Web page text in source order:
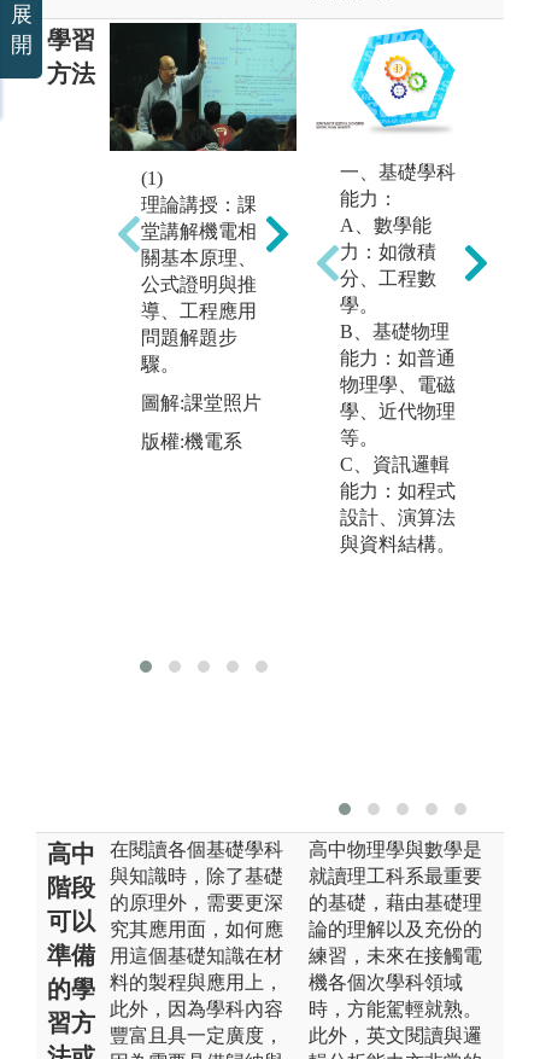
學習
方法
(1)
理論講授：課
堂講解機電相
關基本原理、
公式證明與推
導、工程應用
問題解題步
驟。
圖解:課堂照片
版權:機電系
(2)
測驗評量：利
用隨堂考、期
中考與期末考
檢視學生總體
學習成效。
圖解:期中考照
片
版權:機電系
一、基礎學科
能力：
A、數學能
力：如微積
分、工程數
學。
B、基礎物理
能力：如普通
物理學、電磁
學、近代物理
等。
C、資訊邏輯
能力：如程式
設計、演算法
與資料結構。
高中
階段
可以
準備
的學
習方
在閱讀各個基礎學科
與知識時，除了基礎
的原理外，需要更深
究其應用面，如何應
用這個基礎知識在材
料的製程與應用上，
此外，因為學科內容
豐富且具一定廣度，
高中物理學與數學是
就讀理工科系最重要
的基礎，藉由基礎理
論的理解以及充份的
練習，未來在接觸電
機各個次學科領域
時，方能駕輕就熟。
此外，英文閱讀與邏
展
開